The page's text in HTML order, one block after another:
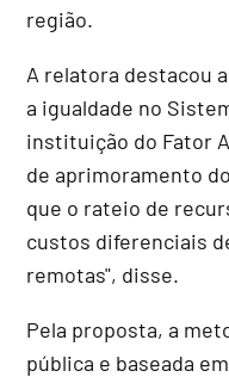
região.
A relatora destacou
a igualdade no
instituição do Fator
de aprimoramento
que o rateio de
custos diferenciais
remotas", disse.
Pela proposta, a
pública e baseada